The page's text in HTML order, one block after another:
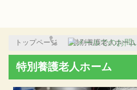
トップページ 特別養護老人ホーム
特別養護老人ホーム